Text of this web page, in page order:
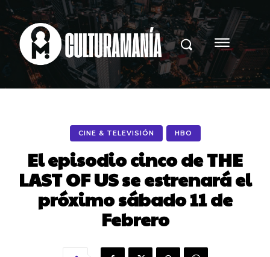
CINE & TELEVISIÓN HBO
El episodio cinco de THE
LAST OF US se estrenará el
próximo sábado 11 de
Febrero